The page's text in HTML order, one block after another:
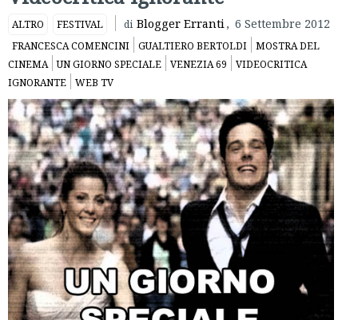
ALTRO FESTIVAL di Blogger Erranti, 6 Settembre 2012
FRANCESCA COMENCINI GUALTIERO BERTOLDI
MOSTRA DEL
CINEMA
UN GIORNO SPECIALE VENEZIA 69
VIDEOCRITICA
IGNORANTE
WEB TV